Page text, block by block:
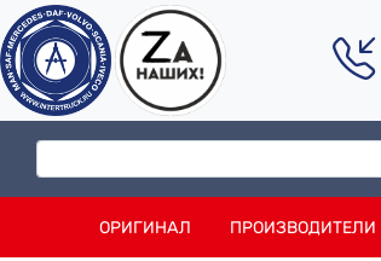
ОРИГИНАЛ ПРОИЗВОДИТЕЛИ